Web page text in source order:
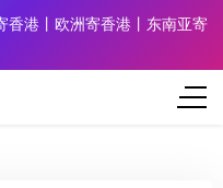
香港丨欧洲寄香港丨东南亚寄